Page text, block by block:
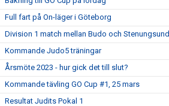
Full fart på On-läger i Göteborg
Division 1 match mellan Budo och Stenungsund
Kommande Judo5 träningar
Årsmöte 2023 - hur gick det till slut?
Kommande tävling GO Cup #1, 25 mars
Resultat Judits Pokal 1